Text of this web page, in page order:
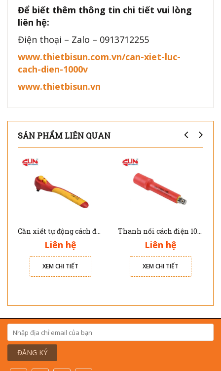
Để biết thêm thông tin chi tiết vui lòng
liên hệ:
Điện thoại – Zalo – 0913712255
www.thietbisun.com.vn/can-xiet-luc-
cach-dien-1000v
www.thietbisun.vn
SẢN PHẨM LIÊN QUAN
Cần xiết tự động cách điện 1000V 3/8"
Liên hệ
XEM CHI TIẾT
Thanh nối cách điện 1000V 3/8" 100mm
Liên hệ
XEM CHI TIẾT
ĐĂNG KÝ